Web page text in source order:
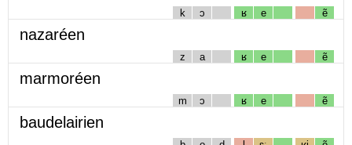
k ɔ ʁ e ẽ
nazaréen
z a ʁ e ẽ
marmoréen
m ɔ ʁ e ẽ
baudelairien